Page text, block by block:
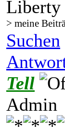
Liberty
> meine
Suchen
Tell
Admin